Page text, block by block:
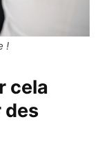
!
cela
des